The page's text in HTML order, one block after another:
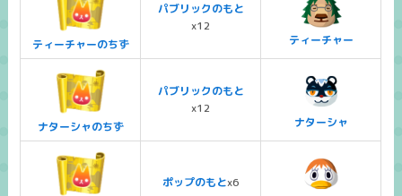
ティーチャーのちず
パブリックのもと
x12
ティーチャー
ナターシャのちず
パブリックのもと
x12
ナターシャ
ポップのもとx6